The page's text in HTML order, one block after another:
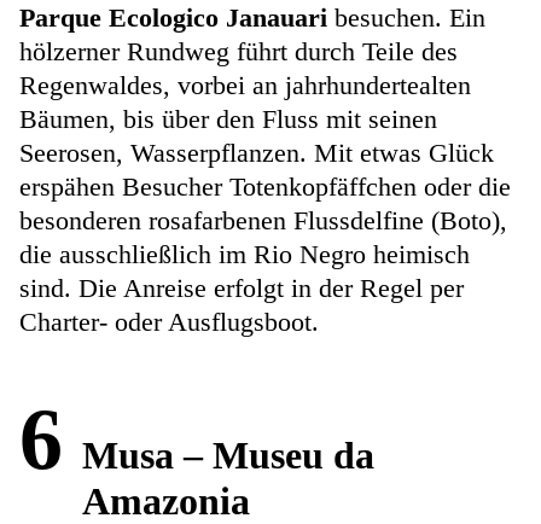
Parque Ecologico Janauari besuchen. Ein
hölzerner Rundweg führt durch Teile des
Regenwaldes, vorbei an jahrhundertealten
Bäumen, bis über den Fluss mit seinen
Seerosen, Wasserpflanzen. Mit etwas Glück
erspähen Besucher Totenkopfäffchen oder die
besonderen rosafarbenen Flussdelfine (Boto),
die ausschließlich im Rio Negro heimisch
sind. Die Anreise erfolgt in der Regel per
Charter- oder Ausflugsboot.
6 Musa – Museu da
Amazonia